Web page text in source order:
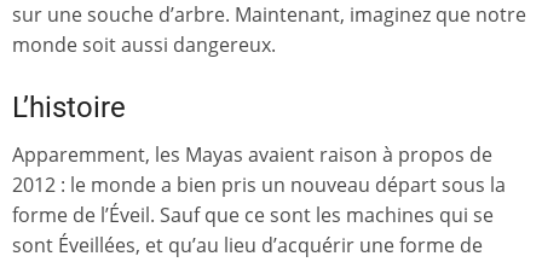
sur une souche d’arbre. Maintenant, imaginez que notre
monde soit aussi dangereux.
L’histoire
Apparemment, les Mayas avaient raison à propos de
2012 : le monde a bien pris un nouveau départ sous la
forme de l’Éveil. Sauf que ce sont les machines qui se
sont Éveillées, et qu’au lieu d’acquérir une forme de